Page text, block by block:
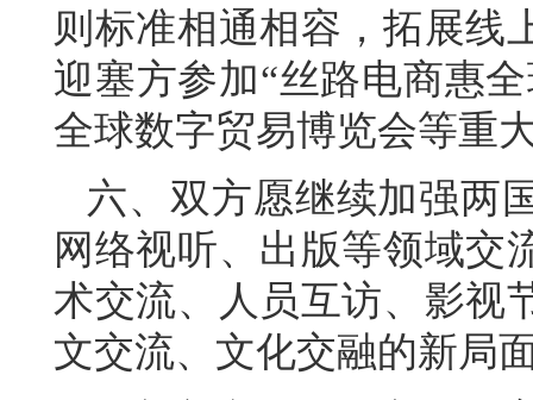
则标准相通相容，拓展线
迎塞方参加“丝路电商惠
全球数字贸易博览会等重
六、双方愿继续加强两
网络视听、出版等领域交
术交流、人员互访、影视
文交流、文化交融的新局